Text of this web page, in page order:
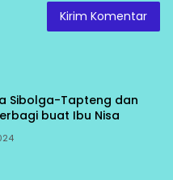
Sibolga-Tapteng dan
buat Ibu Nisa